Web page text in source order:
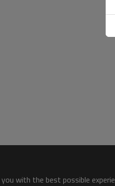
with the best possible